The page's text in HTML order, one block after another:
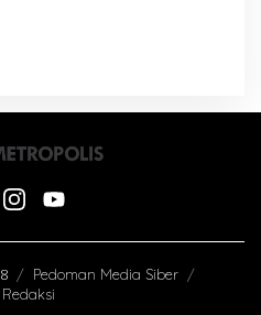
Pedoman Media Siber
Redaksi